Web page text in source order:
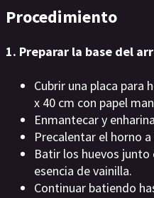
Procedimiento
1. Preparar la base del
Cubrir una placa para
x 40 cm con papel
Enmantecar y
Precalentar el horno a
Batir los huevos junto
esencia de vainilla.
Continuar batiendo